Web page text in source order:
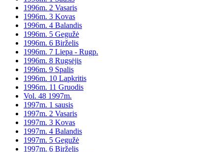
1996m. 2 Vasaris
1996m. 3 Kovas
1996m. 4 Balandis
1996m. 5 Gegužė
1996m. 6 Birželis
1996m. 7 Liepa - Rugp.
1996m. 8 Rugsėjis
1996m. 9 Spalis
1996m. 10 Lapkritis
1996m. 11 Gruodis
Vol. 48 1997m.
1997m. 1 sausis
1997m. 2 Vasaris
1997m. 3 Kovas
1997m. 4 Balandis
1997m. 5 Gegužė
1997m. 6 Birželis